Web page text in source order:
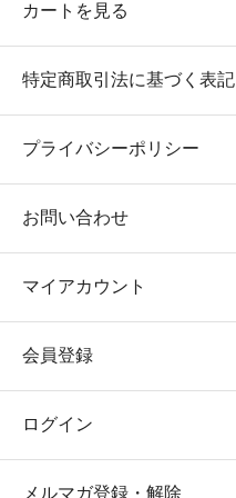
カートを見る
特定商取引法に基づく表記
プライバシーポリシー
お問い合わせ
マイアカウント
会員登録
ログイン
メルマガ登録・解除